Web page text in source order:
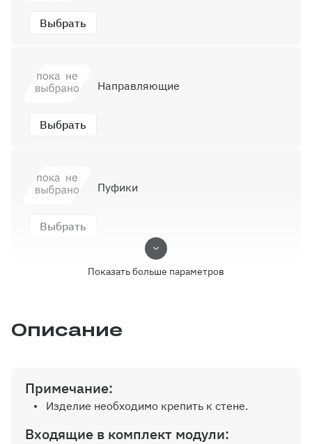
Выбрать
Выбрать
Направляющие
Выбрать
Пуфики
Выбрать
Выбрать
Крючки
Показать больше параметров
Описание
Примечание:
Изделие необходимо крепить к стене.
Входящие в комплект модули: